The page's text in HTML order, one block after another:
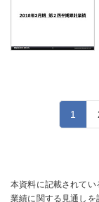
1
本資料に記載されて
業績に関する見通し